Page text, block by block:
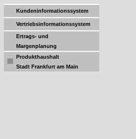
Kundeninformationssystem
Vertriebsinformationssystem
Ertrags- und
Margenplanung
Produkthaushalt
Stadt Frankfurt am Main